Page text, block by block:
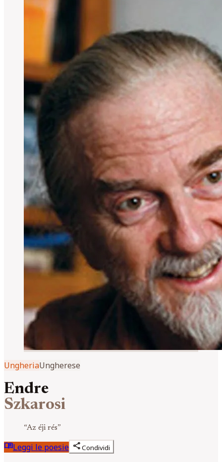
UngheriaUngherese
Endre
Szkarosi
“Az éji rés”
menu_bookLeggi le poesie shareCondividi